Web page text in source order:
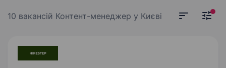
10 вакансій Контент-менеджер у Києві